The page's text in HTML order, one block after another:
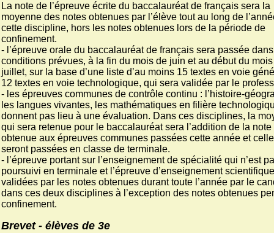
La note de l’épreuve écrite du baccalauréat de français sera la
moyenne des notes obtenues par l’élève tout au long de
cette discipline, hors les notes obtenues lors de la période de
confinement.
- l’épreuve orale du baccalauréat de français sera passée
conditions prévues, à la fin du mois de juin et au début du
juillet, sur la base d’une liste d’au moins 15 textes en voie
12 textes en voie technologique, qui sera validée par le
- les épreuves communes de contrôle continu : l’histoire-
les langues vivantes, les mathématiques en filière
donnent pas lieu à une évaluation. Dans ces disciplines, la
qui sera retenue pour le baccalauréat sera l’addition de la note
obtenue aux épreuves communes passées cette année et
seront passées en classe de terminale.
- l’épreuve portant sur l’enseignement de spécialité qui n’est
poursuivi en terminale et l’épreuve d’enseignement
validées par les notes obtenues durant toute l’année par le
dans ces deux disciplines à l’exception des notes obtenues
confinement.
Brevet - élèves de 3e